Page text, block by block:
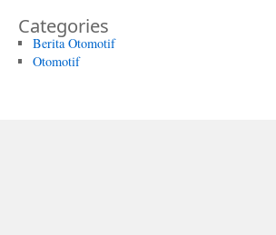
Categories
Berita Otomotif
Otomotif